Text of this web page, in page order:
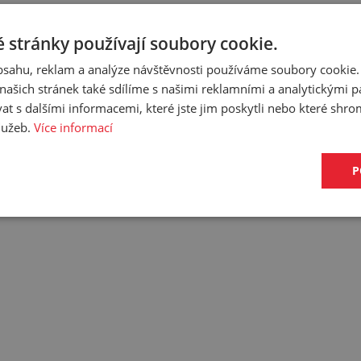
HADICOVÝ NAVIJÁK 886
průmysl. Má minimum spojů a oblé hrany a rohy. Snadno se
stránky používají soubory cookie.
reklam a analýze návštěvnosti používáme soubory
stránek také sdílíme s našimi reklamními a analytickými
s dalšími informacemi, které jste jim poskytli nebo které
Více informací